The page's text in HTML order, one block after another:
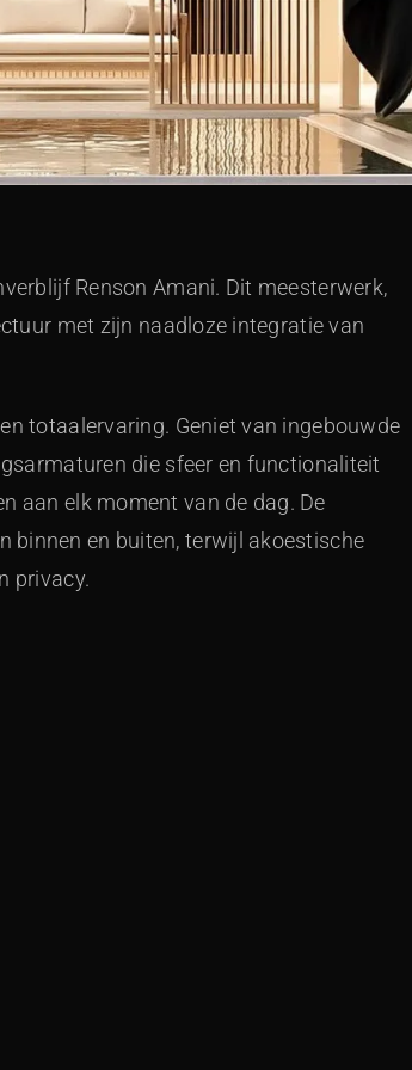
Renson Amani. Dit meesterwerk,
met zijn naadloze integratie van
totaalervaring. Geniet van ingebouwde
die sfeer en functionaliteit
aan elk moment van de dag. De
binnen en buiten, terwijl akoestische
privacy.